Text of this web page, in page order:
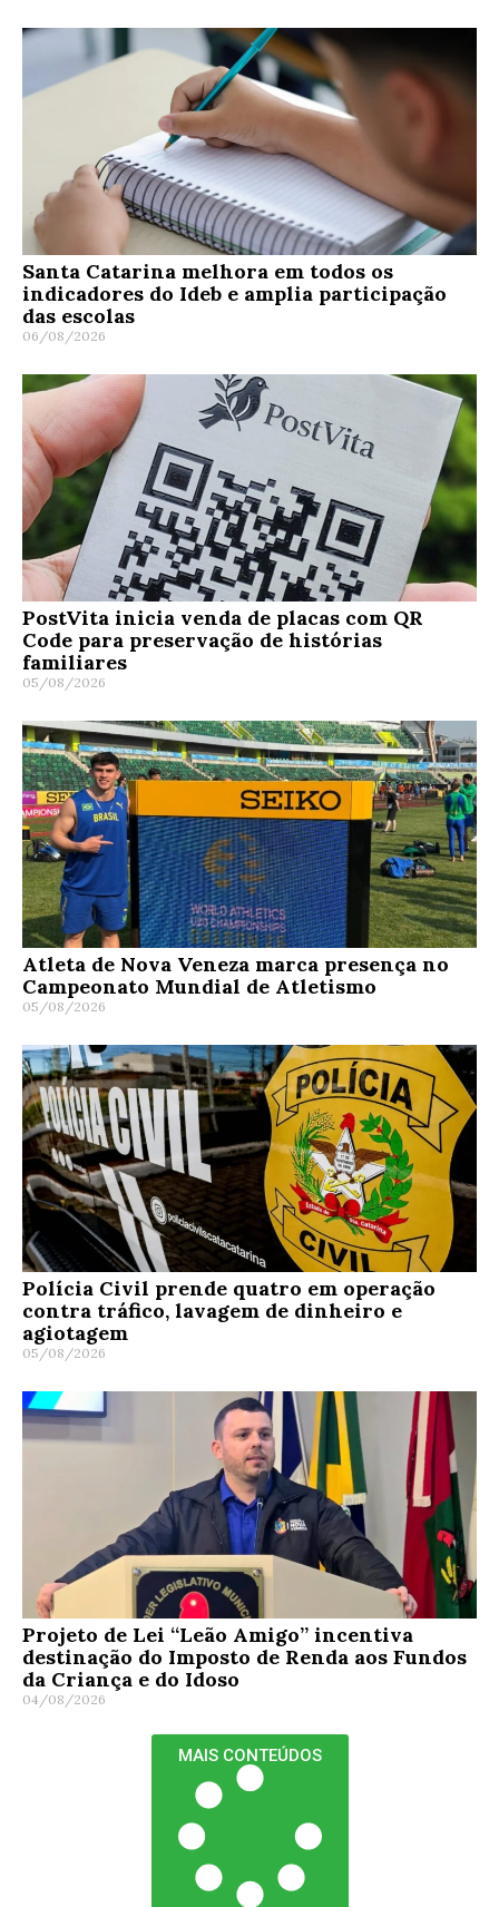
Santa Catarina melhora em todos os
indicadores do Ideb e amplia participação
das escolas
06/08/2026
PostVita inicia venda de placas com QR
Code para preservação de histórias
familiares
05/08/2026
Atleta de Nova Veneza marca presença no
Campeonato Mundial de Atletismo
05/08/2026
Polícia Civil prende quatro em operação
contra tráfico, lavagem de dinheiro e
agiotagem
05/08/2026
Projeto de Lei “Leão Amigo” incentiva
destinação do Imposto de Renda aos Fundos
da Criança e do Idoso
04/08/2026
MAIS CONTEÚDOS